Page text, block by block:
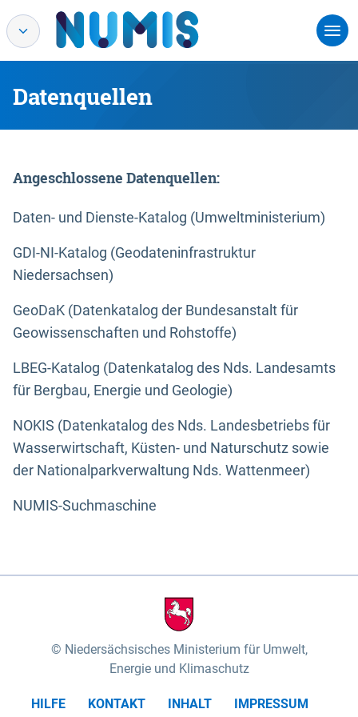
Datenquellen
Angeschlossene Datenquellen:
Daten- und Dienste-Katalog (Umweltministerium)
GDI-NI-Katalog (Geodateninfrastruktur
Niedersachsen)
GeoDaK (Datenkatalog der Bundesanstalt für
Geowissenschaften und Rohstoffe)
LBEG-Katalog (Datenkatalog des Nds. Landesamts
für Bergbau, Energie und Geologie)
NOKIS (Datenkatalog des Nds. Landesbetriebs für
Wasserwirtschaft, Küsten- und Naturschutz sowie
der Nationalparkverwaltung Nds. Wattenmeer)
NUMIS-Suchmaschine
Niedersächsisches Ministerium für Umwelt,
Energie und Klimaschutz
HILFE KONTAKT INHALT
IMPRESSUM